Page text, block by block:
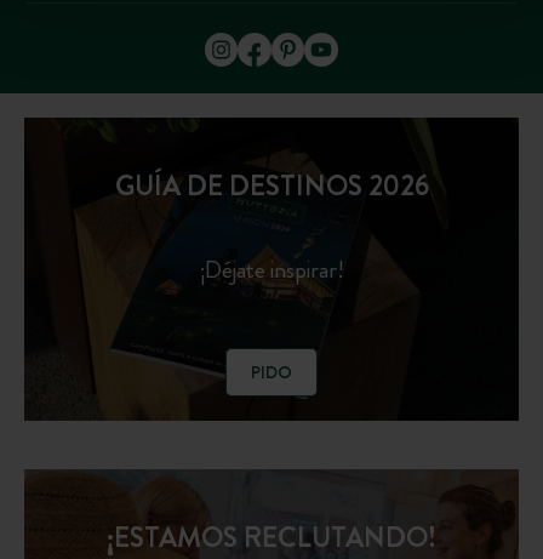
GUÍA DE DESTINOS 2026
¡Déjate inspirar!
PIDO
¡ESTAMOS RECLUTANDO!